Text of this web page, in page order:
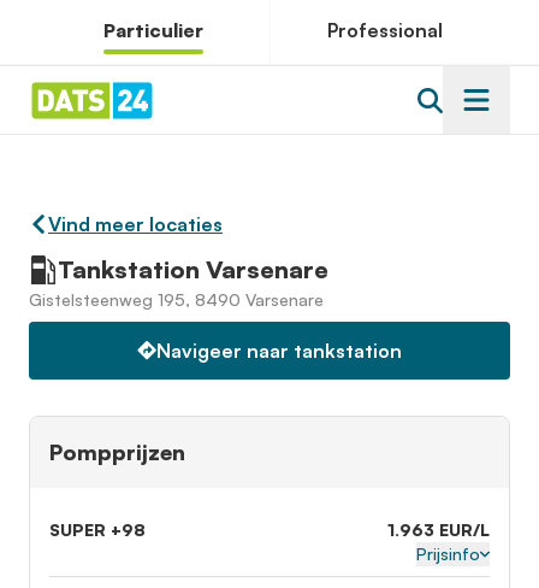
Particulier Professional
Vind meer locaties
Tankstation Varsenare
Gistelsteenweg 195, 8490 Varsenare
Navigeer naar tankstation
Pompprijzen
SUPER +98
1.963 EUR/L
Prijsinfo